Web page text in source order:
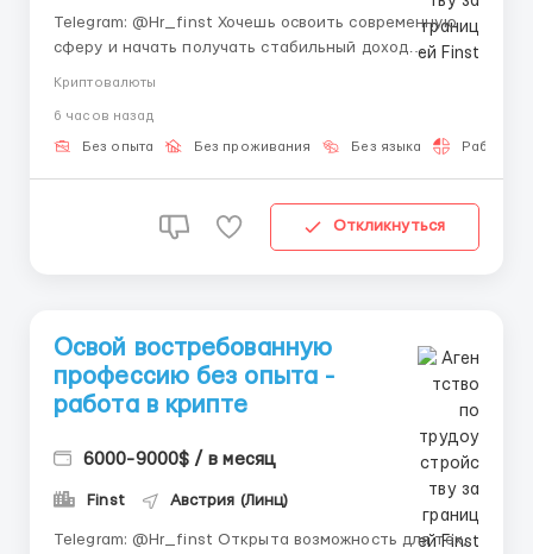
Telegram: @Hr_finst Хочешь освоить современную
сферу и начать получать стабильный доход
сфере криптовалют и цифровых активов, обучая
новичков востребованным навыкам будущего 💻📈 💰
Криптовалюты
6 часов назад
Без опыта Без проживания Без языка Работа
Откликнуться
Освой востребованную
профессию без опыта -
работа в крипте
6000-9000$ / в месяц
Finst Австрия (Линц)
Telegram: @Hr_finst Открыта возможность для тех,